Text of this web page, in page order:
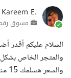
Kareem E.
مسوق
السلام عليكم أقدر
والمتجر الخاص
والسعر هسلمك 15 منتج مرفوعين بشكل كامل ...